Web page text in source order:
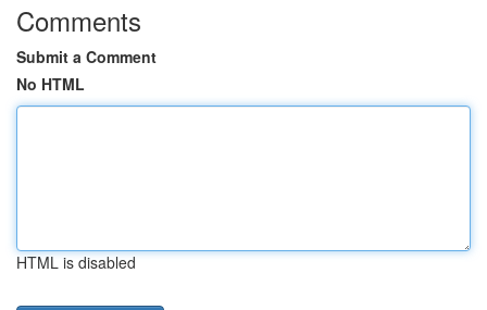
Comments
Submit a Comment
No HTML
HTML is disabled